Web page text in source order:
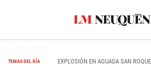
TEMAS DEL DÍA EXPLOSIÓN EN AGUADA SAN ROQUE